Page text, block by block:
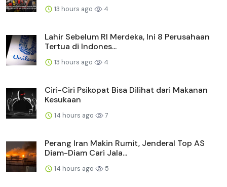
13 hours ago 4
Lahir Sebelum RI Merdeka, Ini 8 Perusahaan
Tertua di Indones...
13 hours ago 4
Ciri-Ciri Psikopat Bisa Dilihat dari Makanan
Kesukaan
14 hours ago 7
Perang Iran Makin Rumit, Jenderal Top AS
Diam-Diam Cari Jala...
14 hours ago 5